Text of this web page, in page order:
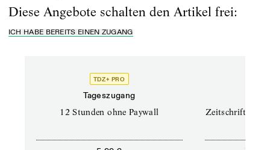
Diese Angebote schalten den Artikel frei:
ICH HABE BEREITS EINEN ZUGANG
TDZ+ PRO
Tageszugang
12 Stunden ohne Paywall Zeitschriften